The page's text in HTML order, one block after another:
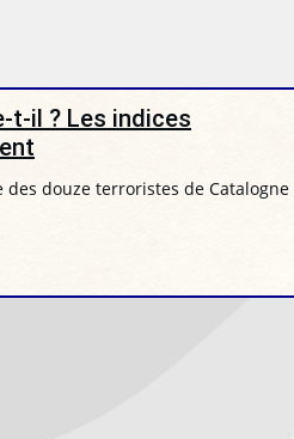
t-il ? Les indices
des douze terroristes de Catalogne